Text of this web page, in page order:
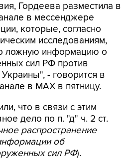
Гордеева разместила в
в мессенджере
которые, согласно
исследованиям,
ложную информацию о
сил РФ против
- говорится в
в MAX в пятницу.
что в связи с этим
дело по п. "д" ч. 2 ст.
распространение
об
сил РФ).